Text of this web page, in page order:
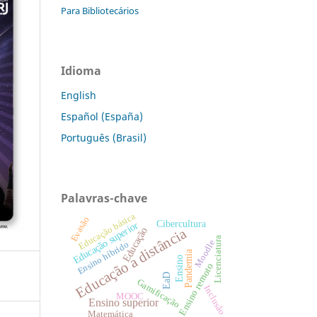
Para Bibliotecários
Idioma
English
Español (España)
Português (Brasil)
Palavras-chave
Educação a distância
Ensino superior
Educação
Ensino
Cibercultura
Educação superior
EaD Pandemia
Ensino remoto
Educação básica
Inclusão
Ensino híbrido
Gamificação
MOOC
Evasão
MoodleLicenciatura
Matemática